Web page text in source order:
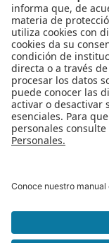
Leído4911Tiempo
Publicado en Noticias
Más en esta categoría
la categoría industria
Retiro voluntario
Transferencia
Tarifas
Grado